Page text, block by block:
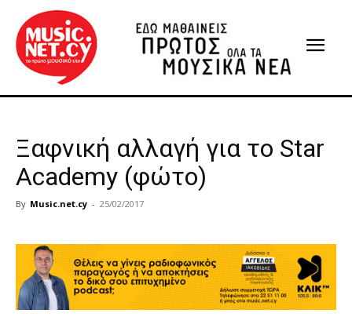
Ξαφνική αλλαγή για το Star
Academy (φώτο)
By Music.net.cy - 25/02/2017